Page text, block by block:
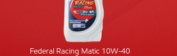
Federal Racing Matic 10W-40